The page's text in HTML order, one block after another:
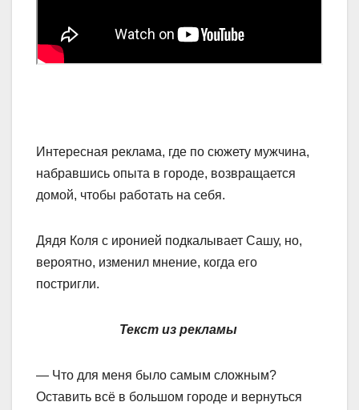
Интересная реклама, где по сюжету мужчина,
набравшись опыта в городе, возвращается
домой, чтобы работать на себя.
Дядя Коля с иронией подкалывает Сашу, но,
вероятно, изменил мнение, когда его
постригли.
Текст из рекламы
— Что для меня было самым сложным?
Оставить всё в большом городе и вернуться